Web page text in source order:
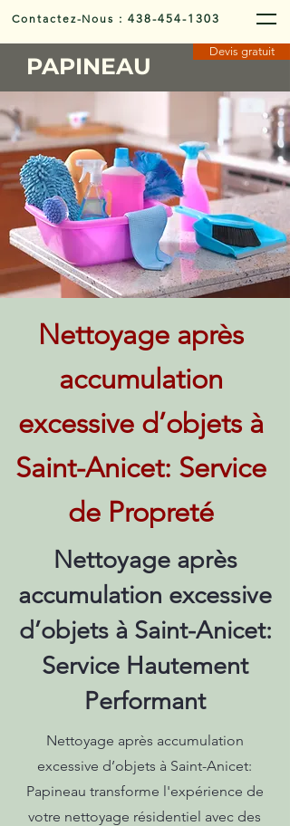
Contactez-Nous :438-454-1303
PAPINEAU
Devis gratuit
Nettoyage après
accumulation
excessive d’objets à
Saint-Anicet: Service
de Propreté
Nettoyage après
accumulation excessive
d’objets à Saint-Anicet:
Service Hautement
Performant
Nettoyage après accumulation
excessive d’objets à Saint-Anicet:
Papineau transforme l'expérience de
votre nettoyage résidentiel avec des